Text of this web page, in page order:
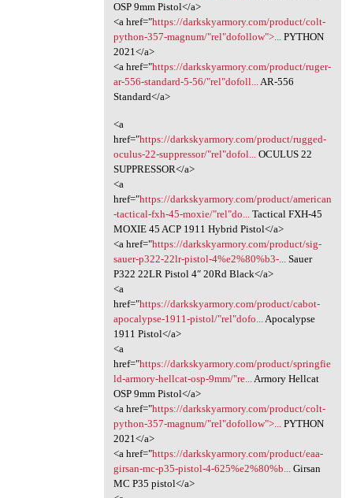
OSP 9mm Pistol</a>
<a href="https://darkskyarmory.com/product/colt-
python-357-magnum/"rel"dofollow">...PYTHON
2021</a>
<a href="https://darkskyarmory.com/product/ruger-
ar-556-standard-5-56/"rel"dofoll...AR-556
Standard</a>
<a
href="https://darkskyarmory.com/product/rugged-
oculus-22-suppressor/"rel"dofol...
OCULUS 22
SUPPRESSOR</a>
<a
href="https://darkskyarmory.com/product/american
-tactical-fxh-45-moxie/"rel"do...
Tactical FXH-45
MOXIE 45 ACP 1911 Hybrid Pistol</a>
<a href="https://darkskyarmory.com/product/sig-
sauer-p322-22lr-pistol-4%e2%80%b3-...
Sauer
P322 22LR Pistol 4″ 20Rd Black</a>
<a
href="https://darkskyarmory.com/product/cabot-
apocalypse-1911-pistol/"rel"dofo...
Apocalypse
1911 Pistol</a>
<a
href="https://darkskyarmory.com/product/springfie
ld-armory-hellcat-osp-9mm/"re...
Armory Hellcat
OSP 9mm Pistol</a>
<a href="https://darkskyarmory.com/product/colt-
python-357-magnum/"rel"dofollow">...
PYTHON
2021</a>
<a href="https://darkskyarmory.com/product/eaa-
girsan-mc-p35-pistol-4-625%e2%80%b...
Girsan
MC P35 pistol</a>